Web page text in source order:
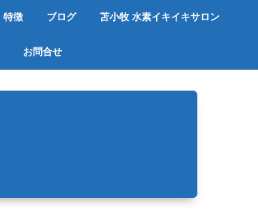
特徴 ブログ 苫小牧 水素イキイキサロン
お問合せ